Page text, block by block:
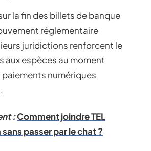
la fin des billets de banque
réglementaire
juridictions renforcent le
aux espèces au moment
paiements numériques
:Comment joindre TEL
passer par le chat ?